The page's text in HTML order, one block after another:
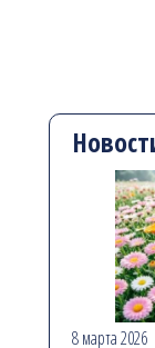
8 марта 2026